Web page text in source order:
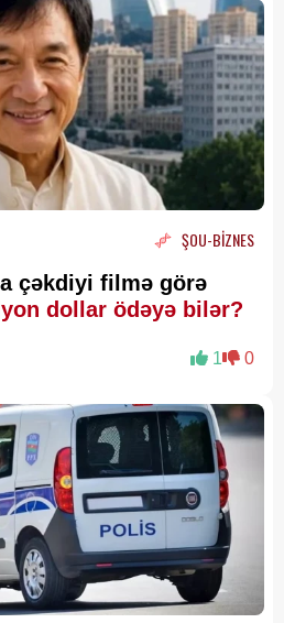
ŞOU-BİZNES
çəkdiyi filmə görə
dollar ödəyə bilər?
1 0